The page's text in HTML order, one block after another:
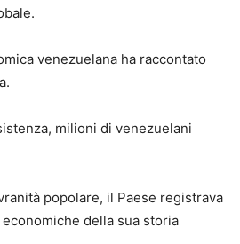
venezuelana ha raccontato
milioni di venezuelani
popolare, il Paese registrava
della sua storia